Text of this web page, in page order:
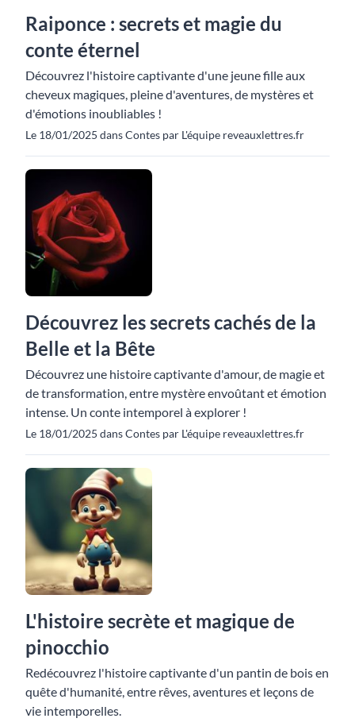
Raiponce : secrets et magie du
conte éternel
Découvrez l'histoire captivante d'une jeune fille aux
cheveux magiques, pleine d'aventures, de mystères et
d'émotions inoubliables !
Le 18/01/2025 dans Contes par L'équipe reveauxlettres.fr
Découvrez les secrets cachés de la
Belle et la Bête
Découvrez une histoire captivante d'amour, de magie et
de transformation, entre mystère envoûtant et émotion
intense. Un conte intemporel à explorer !
Le 18/01/2025 dans Contes par L'équipe reveauxlettres.fr
L'histoire secrète et magique de
pinocchio
Redécouvrez l'histoire captivante d'un pantin de bois en
quête d'humanité, entre rêves, aventures et leçons de
vie intemporelles.